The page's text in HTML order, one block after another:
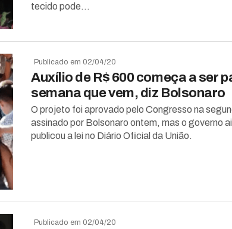
tecido pode...
Publicado em 02/04/20
Auxílio de R$ 600 começa a ser
semana que vem, diz Bolsonaro
O projeto foi aprovado pelo Congresso na
assinado por Bolsonaro ontem, mas o governo
publicou a lei no Diário Oficial da União.
Publicado em 02/04/20